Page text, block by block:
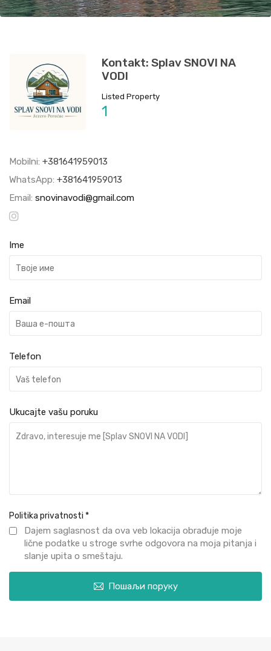
Kontakt: Splav SNOVI NA
VODI
Listed Property
1
Mobilni: +381641959013
WhatsApp: +381641959013
Email: snovinavodi@gmail.com
Ime
Email
Telefon
Ukucajte vašu poruku
Politika privatnosti *
Dajem saglasnost da ova veb lokacija obrađuje moje
lične podatke u stroge svrhe odgovora na moja pitanja i
slanje upita o smeštaju.
Пошаљи поруку